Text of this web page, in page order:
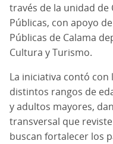
través de la unidad
Públicas, con apoyo
Públicas de Calama
Cultura y Turismo.
La iniciativa contó
distintos rangos de
y adultos mayores,
transversal que
buscan fortalecer los